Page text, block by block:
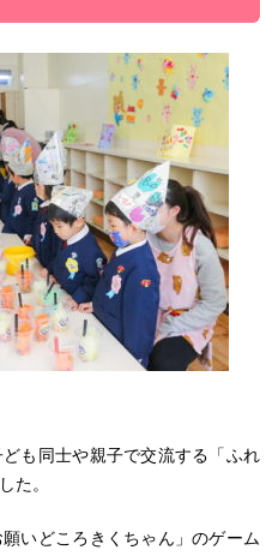
も同士や親子で交流する「ふれ
た。
いどころきくちゃん」のゲーム